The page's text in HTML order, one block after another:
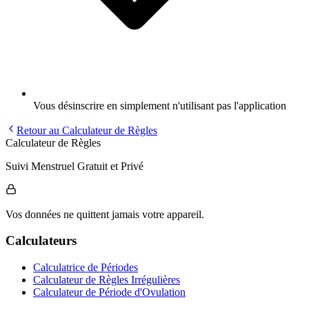
Vous désinscrire en simplement n'utilisant pas l'application
Retour au Calculateur de Règles
Calculateur de Règles
Suivi Menstruel Gratuit et Privé
Vos données ne quittent jamais votre appareil.
Calculateurs
Calculatrice de Périodes
Calculateur de Règles Irrégulières
Calculateur de Période d'Ovulation